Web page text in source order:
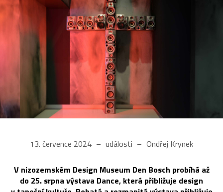
13. července 2024 události Ondřej Krynek
V nizozemském Design Museum Den Bosch probíhá až
do 25. srpna výstava Dance, která přibližuje design